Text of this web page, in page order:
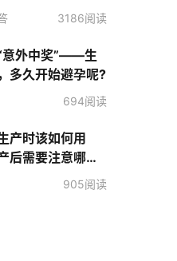
3186阅读
意外中奖”——生
多久开始避孕呢?
694阅读
产时该如何用
后需要注意哪些
905阅读